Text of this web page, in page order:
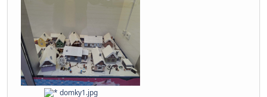
peki
Globální moderátor
22.01.2026, 08:19:39
Pomocníci vitaní tak kdo kam může napište se sem, ja aspoň
proberu odměny a zkusí něco rozdat.
díky